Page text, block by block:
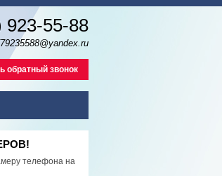
923-55-88
обратный звонок
телефона на